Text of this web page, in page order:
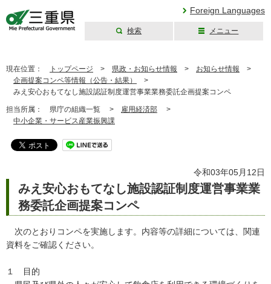
Foreign Languages
検索 メニュー
現在位置： トップページ > 県政・お知らせ情報 > お知らせ情報 >
企画提案コンペ等情報（公告・結果）
>
みえ安心おもてなし施設認証制度運営事業業務委託企画提案コンペ
担当所属： 県庁の組織一覧 > 雇用経済部 >
中小企業・サービス産業振興課
令和03年05月12日
みえ安心おもてなし施設認証制度運営事業業
務委託企画提案コンペ
次のとおりコンペを実施します。内容等の詳細については、関連
資料をご確認ください。
１ 目的